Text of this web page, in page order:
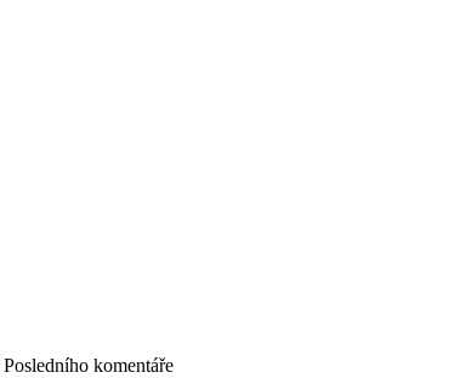
Posledního komentáře